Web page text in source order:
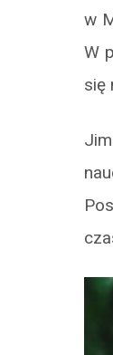
w
W
się